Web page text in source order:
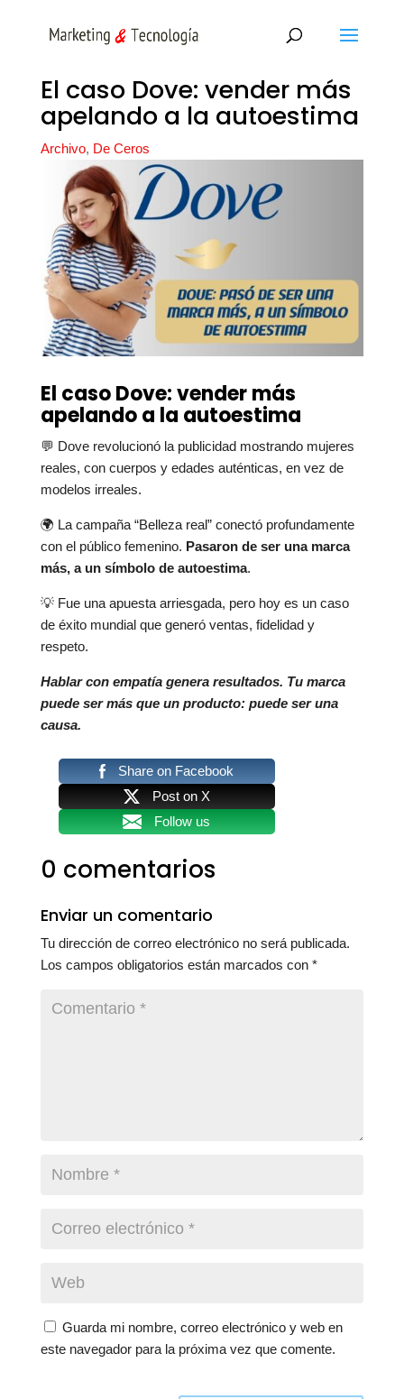
El caso Dove: vender más
apelando a la autoestima
Archivo, De Ceros
El caso Dove: vender más
apelando a la autoestima
💬 Dove revolucionó la publicidad mostrando mujeres
reales, con cuerpos y edades auténticas, en vez de
modelos irreales.
🌍 La campaña “Belleza real” conectó profundamente
con el público femenino. Pasaron de ser una marca
más, a un símbolo de autoestima.
💡 Fue una apuesta arriesgada, pero hoy es un caso
de éxito mundial que generó ventas, fidelidad y
respeto.
Hablar con empatía genera resultados. Tu marca
puede ser más que un producto: puede ser una
causa.
Share on Facebook
Post on X
Follow us
0 comentarios
Enviar un comentario
Tu dirección de correo electrónico no será publicada.
Los campos obligatorios están marcados con *
Guarda mi nombre, correo electrónico y web en
este navegador para la próxima vez que comente.